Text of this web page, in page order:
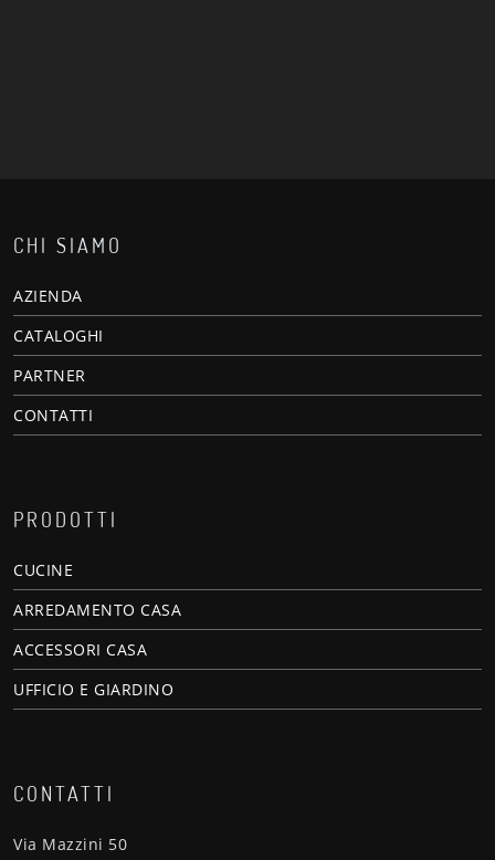
CHI SIAMO
AZIENDA
CATALOGHI
PARTNER
CONTATTI
PRODOTTI
CUCINE
ARREDAMENTO CASA
ACCESSORI CASA
UFFICIO E GIARDINO
CONTATTI
Via Mazzini 50